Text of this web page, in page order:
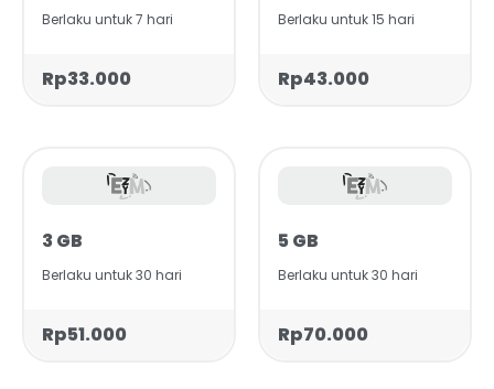
Berlaku untuk 7 hari
Rp33.000
Berlaku untuk 15 hari
Rp43.000
3 GB
Berlaku untuk 30 hari
Rp51.000
5 GB
Berlaku untuk 30 hari
Rp70.000